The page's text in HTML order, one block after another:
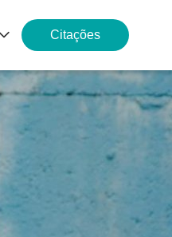
Citações